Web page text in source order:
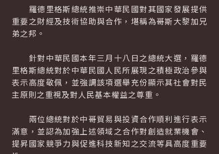
羅德里格斯總統推崇中華民國對其國家發展提供
重要之財經及技術協助與合作，堪稱為哥斯大黎加兄
弟之邦。
針對中華民國本年三月十八日之總統大選，羅德
里格斯總統對於中華民國人民所展現之積極政治參與
表示高度敬佩，並強調該項選舉充份顯示其社會對民
主原則之重視及對人民基本權益之尊重。
兩位總統對於中哥貿易與投資合作順利進行表示
滿意，並認為加強上述領域之合作對創造就業機會、
提昇國家競爭力與促進科技新知之交流等具高度重要